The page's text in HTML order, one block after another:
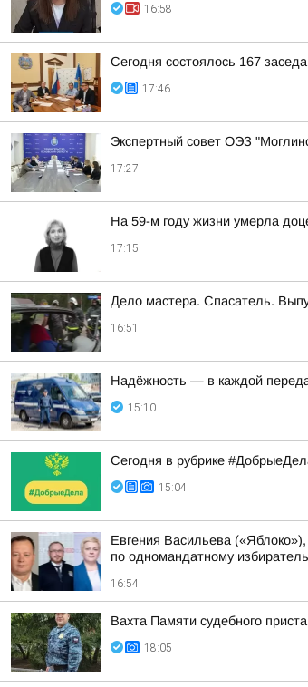
16:58
Сегодня состоялось 167
17:46
Экспертный совет ОЭЗ
17:27
На 59-м году жизни умерла
17:15
Дело мастера. Спасатель.
16:51
Надёжность — в каждой
15:10
Сегодня в рубрике
15:04
Евгения Васильева
по одномандатному
16:54
Вахта Памяти судебного
18:05